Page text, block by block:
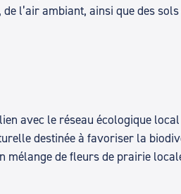
l’air ambiant, ainsi que des
avec le réseau écologique
destinée à favoriser la
mélange de fleurs de prairie